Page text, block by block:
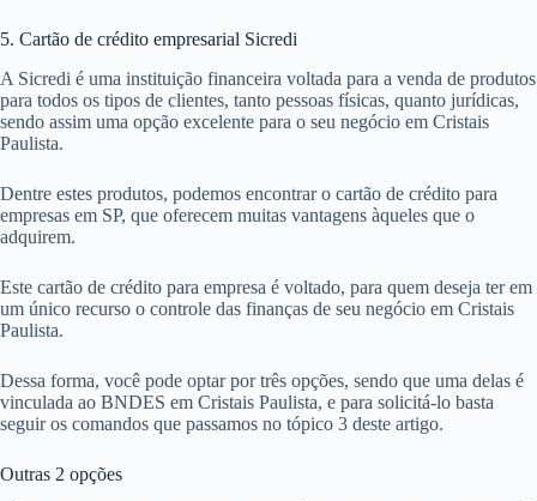
5. Cartão de crédito empresarial Sicredi
A Sicredi é uma instituição financeira voltada para a venda de produtos
para todos os tipos de clientes, tanto pessoas físicas, quanto jurídicas,
sendo assim uma opção excelente para o seu negócio em Cristais
Paulista.
Dentre estes produtos, podemos encontrar o cartão de crédito para
empresas em SP, que oferecem muitas vantagens àqueles que o
adquirem.
Este cartão de crédito para empresa é voltado, para quem deseja ter em
um único recurso o controle das finanças de seu negócio em Cristais
Paulista.
Dessa forma, você pode optar por três opções, sendo que uma delas é
vinculada ao BNDES em Cristais Paulista, e para solicitá-lo basta
seguir os comandos que passamos no tópico 3 deste artigo.
Outras 2 opções